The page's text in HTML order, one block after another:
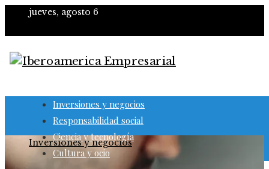
jueves, agosto 6
Inversiones y negocios
Responsabilidad social
Ciencia y tecnología
Cultura y ocio
Inversiones y negocios